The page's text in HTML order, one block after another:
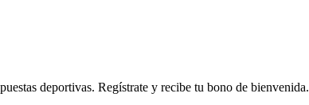
deportivas. Regístrate y recibe tu bono de bienvenida.